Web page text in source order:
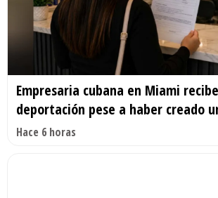
Empresaria cubana en Miami
deportación pese a haber creado
Hace 6 horas